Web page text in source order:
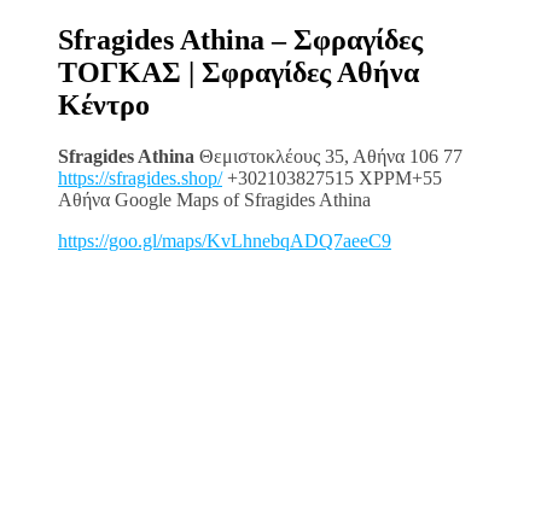
Sfragides Athina – Σφραγίδες
ΤΟΓΚΑΣ | Σφραγίδες Αθήνα
Κέντρο
Sfragides Athina Θεμιστοκλέους 35, Αθήνα 106 77
https://sfragides.shop/+302103827515 XPPM+55
Αθήνα Google Maps of Sfragides Athina
https://goo.gl/maps/KvLhnebqADQ7aeeC9